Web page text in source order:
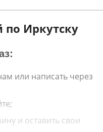
по Иркутску
или написать через
и оставить свои